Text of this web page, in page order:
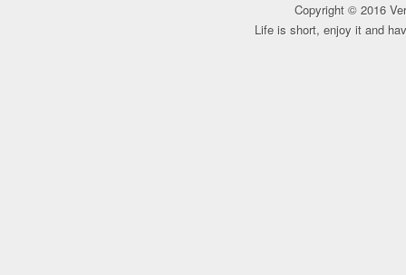
Copyright © 2016
Life is short, enjoy it and